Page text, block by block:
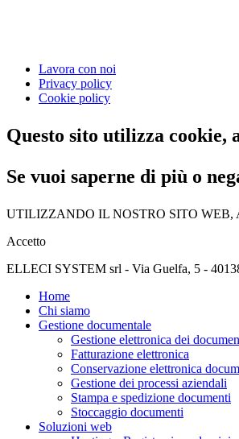
Lavora con noi
Privacy policy
Cookie policy
Questo sito utilizza
Se vuoi saperne di più o
UTILIZZANDO IL NOSTRO SITO WEB,
Accetto
ELLECI SYSTEM srl - Via Guelfa, 5 -
Home
Chi siamo
Gestione documentale
Gestione elettronica dei
Fatturazione elettronica
Conservazione elettronica
Gestione dei processi aziendali
Stampa e spedizione documenti
Stoccaggio documenti
Soluzioni web